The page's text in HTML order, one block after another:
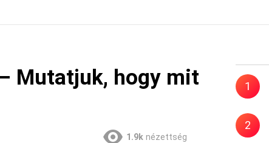
Mutatjuk, hogy mit
1.9k nézettség